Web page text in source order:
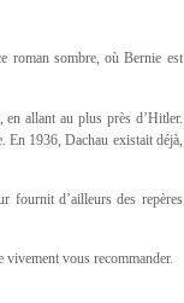
roman sombre, où Bernie est
allant au plus près d’Hitler.
En 1936, Dachau existait déjà,
fournit d’ailleurs des repères
vous recommander.